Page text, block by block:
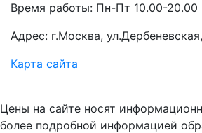
Время работы: Пн-Пт 10.00-20.00
Адрес: г.Москва,
Карта сайта
Цены на сайте носят
более подробной информацией